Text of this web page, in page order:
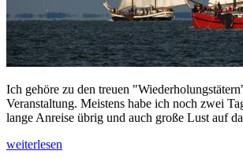
Ich gehöre zu den treuen
Veranstaltung. Meistens habe ich noch zwei
lange Anreise übrig und auch große Lust auf
weiterlesen